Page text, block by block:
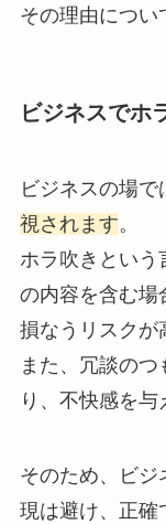
その理由につい
ビジネスでホ
ビジネスの場で
視されます。
ホラ吹きという
の内容を含む場
損なうリスクが
また、冗談の
り、不快感を与
そのため、ビジ
現は避け、正確